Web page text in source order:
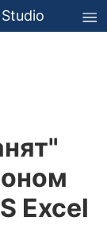
Excel